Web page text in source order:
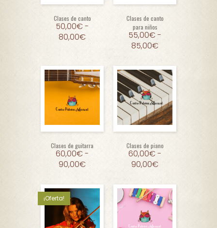
Clases de canto
50,00€-
80,00€
Clases de canto
para niños
55,00€-
85,00€
Clases de guitarra
60,00€-
90,00€
Clases de piano
60,00€-
90,00€
¡Oferta!